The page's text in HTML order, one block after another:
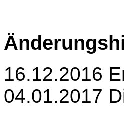
16.12.2016
04.01.2017